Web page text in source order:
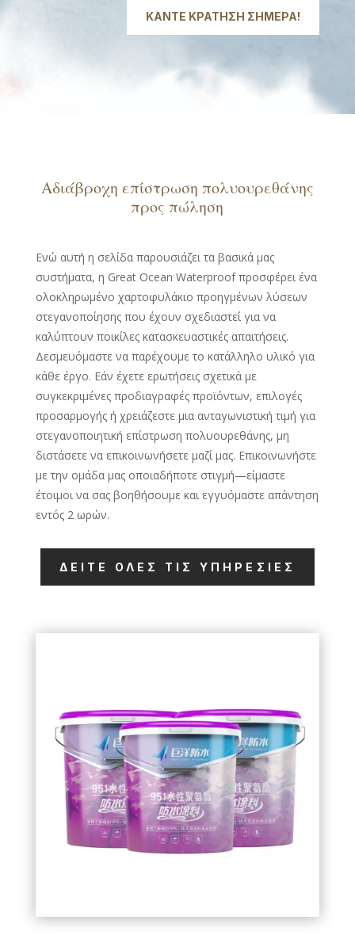
ΚΆΝΤΕ ΚΡΆΤΗΣΗ ΣΉΜΕΡΑ!
Αδιάβροχη επίστρωση πολυουρεθάνης
προς πώληση
Ενώ αυτή η σελίδα παρουσιάζει τα βασικά μας
συστήματα, η Great Ocean Waterproof προσφέρει ένα
ολοκληρωμένο χαρτοφυλάκιο προηγμένων λύσεων
στεγανοποίησης που έχουν σχεδιαστεί για να
καλύπτουν ποικίλες κατασκευαστικές απαιτήσεις.
Δεσμευόμαστε να παρέχουμε το κατάλληλο υλικό για
κάθε έργο. Εάν έχετε ερωτήσεις σχετικά με
συγκεκριμένες προδιαγραφές προϊόντων, επιλογές
προσαρμογής ή χρειάζεστε μια ανταγωνιστική τιμή για
στεγανοποιητική επίστρωση πολυουρεθάνης, μη
διστάσετε να επικοινωνήσετε μαζί μας. Επικοινωνήστε
με την ομάδα μας οποιαδήποτε στιγμή—είμαστε
έτοιμοι να σας βοηθήσουμε και εγγυόμαστε απάντηση
εντός 2 ωρών.
ΔΕΊΤΕ ΌΛΕΣ ΤΙΣ ΥΠΗΡΕΣΊΕΣ